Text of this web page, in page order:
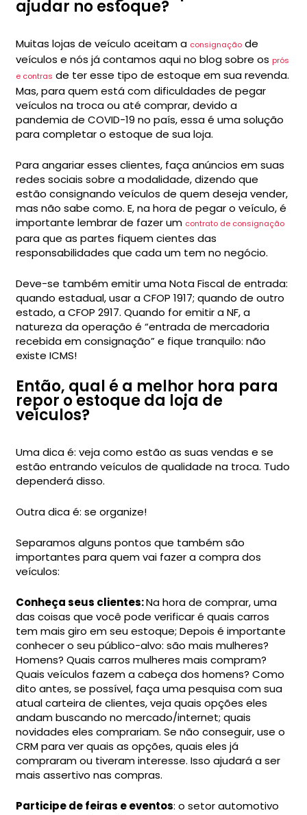
ajudar no estoque?
Muitas lojas de veículo aceitam a consignação de
veículos e nós já contamos aqui no blog sobre os prós
e contras de ter esse tipo de estoque em sua revenda.
Mas, para quem está com dificuldades de pegar
veículos na troca ou até comprar, devido a
pandemia de COVID-19 no país, essa é uma solução
para completar o estoque de sua loja.
Para angariar esses clientes, faça anúncios em suas
redes sociais sobre a modalidade, dizendo que
estão consignando veículos de quem deseja vender,
mas não sabe como. E, na hora de pegar o veículo, é
importante lembrar de fazer um contrato de consignação
para que as partes fiquem cientes das
responsabilidades que cada um tem no negócio.
Deve-se também emitir uma Nota Fiscal de entrada:
quando estadual, usar a CFOP 1917; quando de outro
estado, a CFOP 2917. Quando for emitir a NF, a
natureza da operação é “entrada de mercadoria
recebida em consignação” e fique tranquilo: não
existe ICMS!
Então, qual é a melhor hora para
repor o estoque da loja de
veículos?
Uma dica é: veja como estão as suas vendas e se
estão entrando veículos de qualidade na troca. Tudo
dependerá disso.
Outra dica é: se organize!
Separamos alguns pontos que também são
importantes para quem vai fazer a compra dos
veículos:
Conheça seus clientes:Na hora de comprar, uma
das coisas que você pode verificar é quais carros
tem mais giro em seu estoque; Depois é importante
conhecer o seu público-alvo: são mais mulheres?
Homens? Quais carros mulheres mais compram?
Quais veículos fazem a cabeça dos homens? Como
dito antes, se possível, faça uma pesquisa com sua
atual carteira de clientes, veja quais opções eles
andam buscando no mercado/internet; quais
novidades eles comprariam. Se não conseguir, use o
CRM para ver quais as opções, quais eles já
compraram ou tiveram interesse. Isso ajudará a ser
mais assertivo nas compras.
Participe de feiras e eventos: o setor automotivo